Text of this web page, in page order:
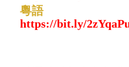
粵語
https://bit.ly/